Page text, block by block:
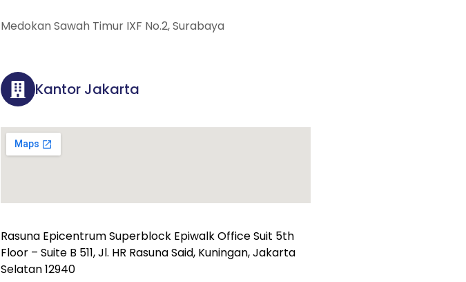
Medokan Sawah Timur IXF No.2, Surabaya
Kantor Jakarta
Rasuna Epicentrum Superblock Epiwalk Office Suit 5th
Floor – Suite B 511, Jl. HR Rasuna Said, Kuningan, Jakarta
Selatan 12940